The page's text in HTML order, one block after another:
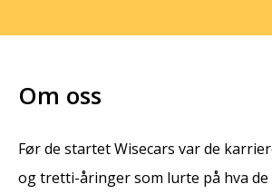
Om oss
Før de startet Wisecars var de
og tretti-åringer som lurte på hva